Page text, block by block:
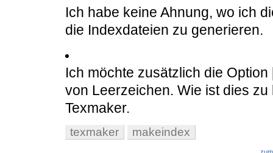
Ich habe keine Ahnung, wo ich
die Indexdateien zu generieren.
Ich möchte zusätzlich die
von Leerzeichen. Wie ist dies
Texmaker.
texmaker makeindex